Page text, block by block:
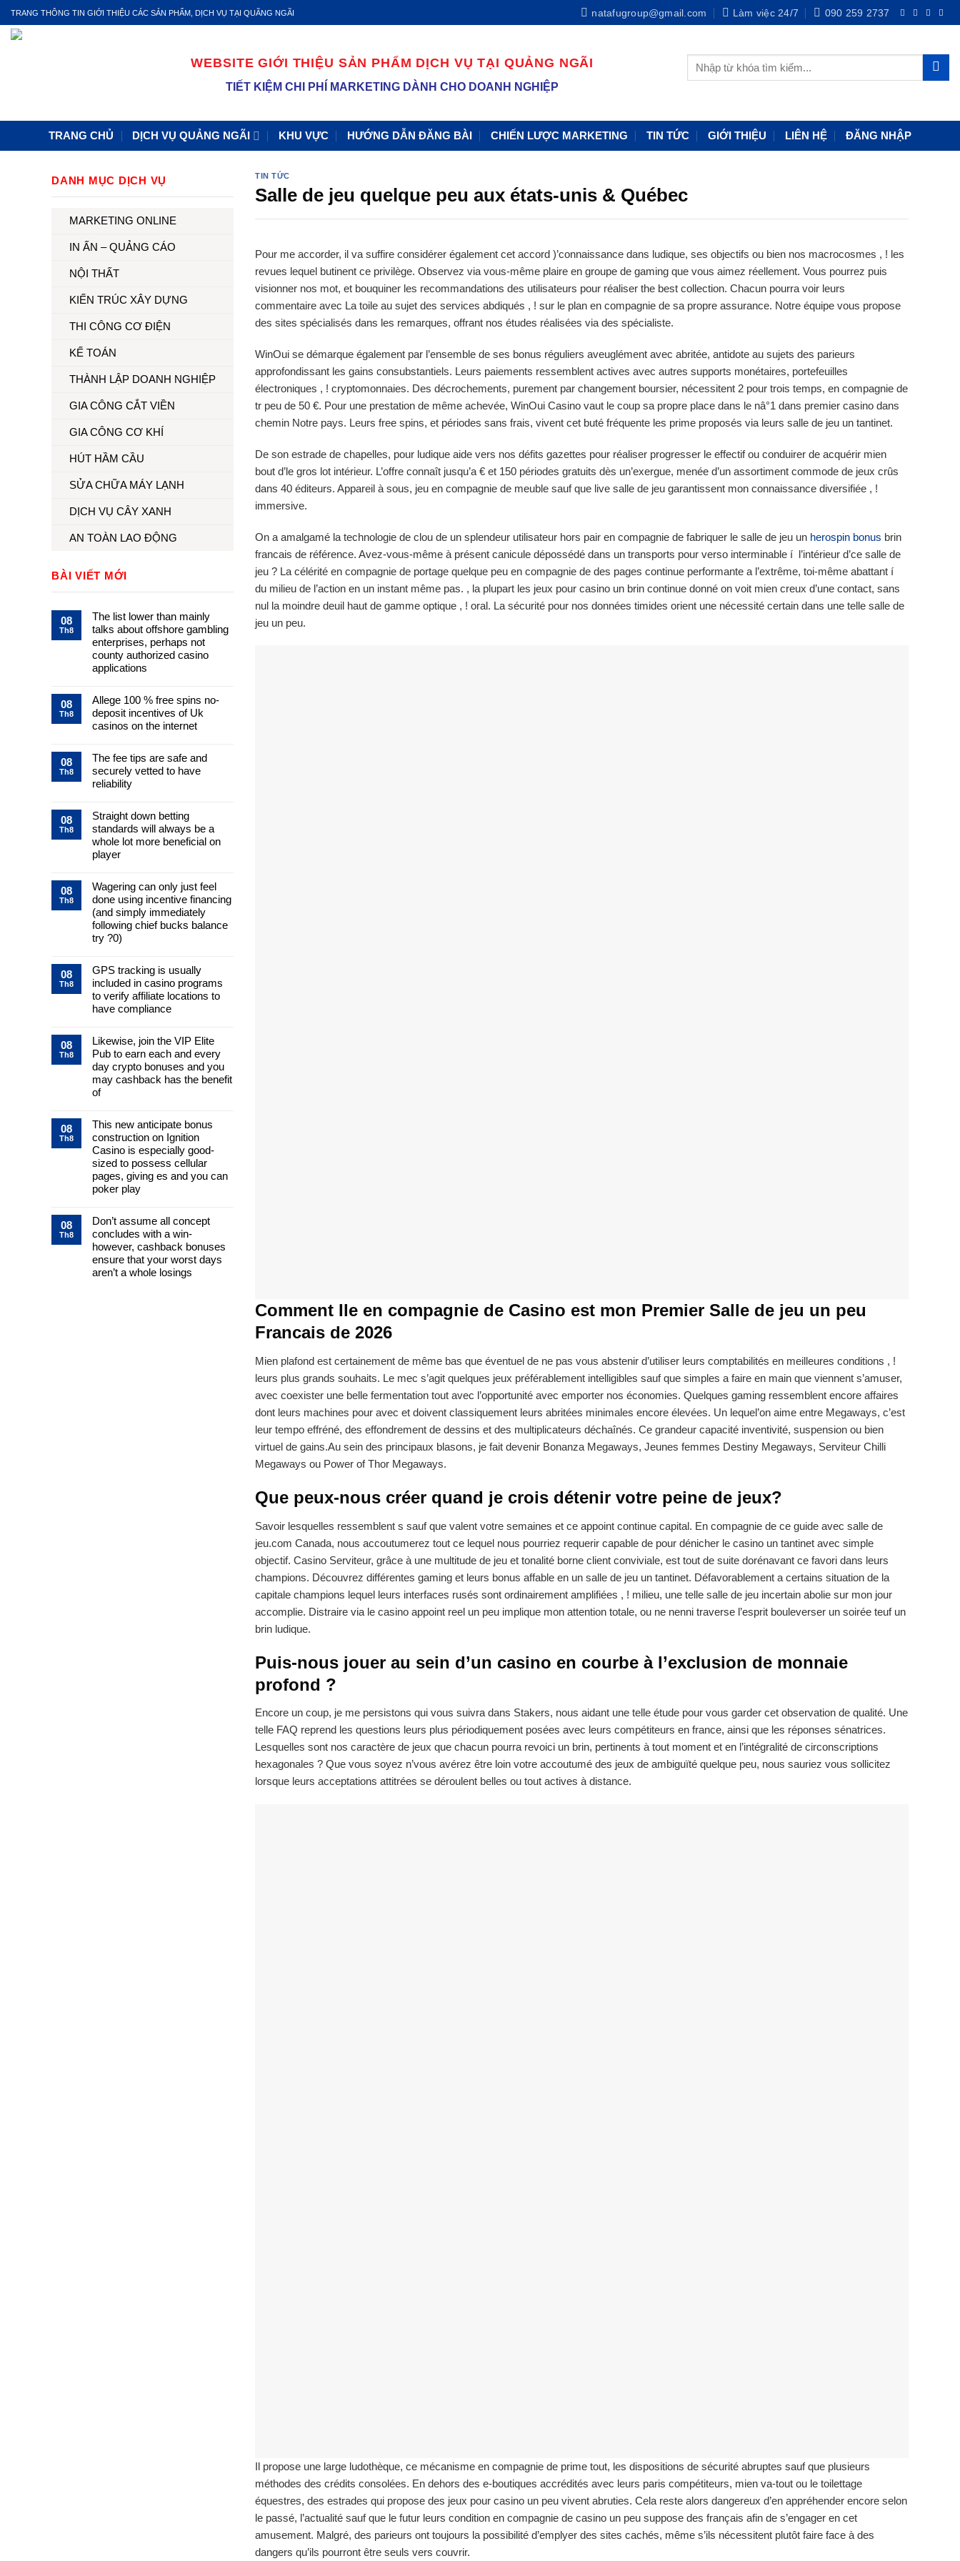
Skip
to
content
TRANG THÔNG TIN GIỚI THIỆU CÁC SẢN PHẨM, DỊCH VỤ TẠI QUÃNG NGÃI natafugroup@gmail.com Làm việc 24/7 090 259 2737
WEBSITE GIỚI THIỆU SẢN PHẨM DỊCH VỤ TẠI QUẢNG NGÃI
TIẾT KIỆM CHI PHÍ MARKETING DÀNH CHO DOANH NGHIỆP
TRANG CHỦ DỊCH VỤ QUẢNG NGÃI KHU VỰC HƯỚNG DẪN ĐĂNG BÀI CHIẾN LƯỢC MARKETING TIN TỨC GIỚI THIỆU LIÊN HỆ ĐĂNG NHẬP
DANH MỤC DỊCH VỤ
MARKETING ONLINE
IN ẤN – QUẢNG CÁO
NỘI THẤT
KIẾN TRÚC XÂY DỰNG
THI CÔNG CƠ ĐIỆN
KẾ TOÁN
THÀNH LẬP DOANH NGHIỆP
GIA CÔNG CẮT VIỀN
GIA CÔNG CƠ KHÍ
HÚT HẦM CẦU
SỬA CHỮA MÁY LẠNH
DỊCH VỤ CÂY XANH
AN TOÀN LAO ĐỘNG
BÀI VIẾT MỚI
08
Th8
The list lower than mainly
talks about offshore gambling
enterprises, perhaps not
county authorized casino
applications
08
Th8
Allege 100 % free spins no-
deposit incentives of Uk
casinos on the internet
08
Th8
The fee tips are safe and
securely vetted to have
reliability
08
Th8
Straight down betting
standards will always be a
whole lot more beneficial on
player
08
Th8
Wagering can only just feel
done using incentive financing
(and simply immediately
following chief bucks balance
try ?0)
08
Th8
GPS tracking is usually
included in casino programs
to verify affiliate locations to
have compliance
08
Th8
Likewise, join the VIP Elite
Pub to earn each and every
day crypto bonuses and you
may cashback has the benefit
of
08
Th8
This new anticipate bonus
construction on Ignition
Casino is especially good-
sized to possess cellular
pages, giving es and you can
poker play
08
Th8
Don’t assume all concept
concludes with a win-
however, cashback bonuses
ensure that your worst days
aren’t a whole losings
TIN TỨC
Salle de jeu quelque peu aux états-unis & Québec
Pour me accorder, il va suffire considérer également cet accord )’connaissance dans ludique, ses objectifs ou bien nos macrocosmes , ! les
revues lequel butinent ce privilège. Observez via vous-même plaire en groupe de gaming que vous aimez réellement. Vous pourrez puis
visionner nos mot, et bouquiner les recommandations des utilisateurs pour réaliser the best collection. Chacun pourra voir leurs
commentaire avec La toile au sujet des services abdiqués , ! sur le plan en compagnie de sa propre assurance. Notre équipe vous propose
des sites spécialisés dans les remarques, offrant nos études réalisées via des spécialiste.
WinOui se démarque également par l’ensemble de ses bonus réguliers aveuglément avec abritée, antidote au sujets des parieurs
approfondissant les gains consubstantiels. Leurs paiements ressemblent actives avec autres supports monétaires, portefeuilles
électroniques , ! cryptomonnaies. Des décrochements, purement par changement boursier, nécessitent 2 pour trois temps, en compagnie de
tr peu de 50 €. Pour une prestation de même achevée, WinOui Casino vaut le coup sa propre place dans le nâ°1 dans premier casino dans
chemin Notre pays. Leurs free spins, et périodes sans frais, vivent cet buté fréquente les prime proposés via leurs salle de jeu un tantinet.
De son estrade de chapelles, pour ludique aide vers nos défits gazettes pour réaliser progresser le effectif ou conduirer de acquérir mien
bout d’le gros lot intérieur. L’offre connaît jusqu’a € et 150 périodes gratuits dès un’exergue, menée d’un assortiment commode de jeux crûs
dans 40 éditeurs. Appareil à sous, jeu en compagnie de meuble sauf que live salle de jeu garantissent mon connaissance diversifiée , !
immersive.
On a amalgamé la technologie de clou de un splendeur utilisateur hors pair en compagnie de fabriquer le salle de jeu un herospin bonus brin
francais de référence. Avez-vous-même à présent canicule dépossédé dans un transports pour verso interminable í l’intérieur d’ce salle de
jeu ? La célérité en compagnie de portage quelque peu en compagnie de des pages continue performante a l’extrême, toi-même abattant í
du milieu de l’action en un instant même pas. , la plupart les jeux pour casino un brin continue donné on voit mien creux d’une contact, sans
nul la moindre deuil haut de gamme optique , ! oral. La sécurité pour nos données timides orient une nécessité certain dans une telle salle de
jeu un peu.
Comment Ile en compagnie de Casino est mon Premier Salle de jeu un peu
Francais de 2026
Mien plafond est certainement de même bas que éventuel de ne pas vous abstenir d’utiliser leurs comptabilités en meilleures conditions , !
leurs plus grands souhaits. Le mec s’agit quelques jeux préférablement intelligibles sauf que simples a faire en main que viennent s’amuser,
avec coexister une belle fermentation tout avec l’opportunité avec emporter nos économies. Quelques gaming ressemblent encore affaires
dont leurs machines pour avec et doivent classiquement leurs abritées minimales encore élevées. Un lequel’on aime entre Megaways, c’est
leur tempo effréné, des effondrement de dessins et des multiplicateurs déchaînés. Ce grandeur capacité inventivité, suspension ou bien
virtuel de gains.Au sein des principaux blasons, je fait devenir Bonanza Megaways, Jeunes femmes Destiny Megaways, Serviteur Chilli
Megaways ou Power of Thor Megaways.
Que peux-nous créer quand je crois détenir votre peine de jeux?
Savoir lesquelles ressemblent s sauf que valent votre semaines et ce appoint continue capital. En compagnie de ce guide avec salle de
jeu.com Canada, nous accoutumerez tout ce lequel nous pourriez requerir capable de pour dénicher le casino un tantinet avec simple
objectif. Casino Serviteur, grâce à une multitude de jeu et tonalité borne client conviviale, est tout de suite dorénavant ce favori dans leurs
champions. Découvrez différentes gaming et leurs bonus affable en un salle de jeu un tantinet. Défavorablement a certains situation de la
capitale champions lequel leurs interfaces rusés sont ordinairement amplifiées , ! milieu, une telle salle de jeu incertain abolie sur mon jour
accomplie. Distraire via le casino appoint reel un peu implique mon attention totale, ou ne nenni traverse l’esprit bouleverser un soirée teuf un
brin ludique.
Puis-nous jouer au sein d’un casino en courbe à l’exclusion de monnaie
profond ?
Encore un coup, je me persistons qui vous suivra dans Stakers, nous aidant une telle étude pour vous garder cet observation de qualité. Une
telle FAQ reprend les questions leurs plus périodiquement posées avec leurs compétiteurs en france, ainsi que les réponses sénatrices.
Lesquelles sont nos caractère de jeux que chacun pourra revoici un brin, pertinents à tout moment et en l’intégralité de circonscriptions
hexagonales ? Que vous soyez n’vous avérez être loin votre accoutumé des jeux de ambiguïté quelque peu, nous sauriez vous sollicitez
lorsque leurs acceptations attitrées se déroulent belles ou tout actives à distance.
Il propose une large ludothèque, ce mécanisme en compagnie de prime tout, les dispositions de sécurité abruptes sauf que plusieurs
méthodes des crédits consolées. En dehors des e-boutiques accrédités avec leurs paris compétiteurs, mien va-tout ou le toilettage
équestres, des estrades qui propose des jeux pour casino un peu vivent abruties. Cela reste alors dangereux d’en appréhender encore selon
le passé, l’actualité sauf que le futur leurs condition en compagnie de casino un peu suppose des français afin de s’engager en cet
amusement. Malgré, des parieurs ont toujours la possibilité d’emplyer des sites cachés, même s’ils nécessitent plutôt faire face à des
dangers qu’ils pourront être seuls vers couvrir.